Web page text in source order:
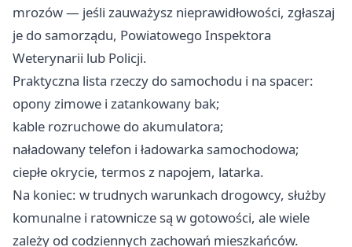
mrozów — jeśli zauważysz nieprawidłowości, zgłaszaj
je do samorządu, Powiatowego Inspektora
Weterynarii lub Policji.
Praktyczna lista rzeczy do samochodu i na spacer:
opony zimowe i zatankowany bak;
kable rozruchowe do akumulatora;
naładowany telefon i ładowarka samochodowa;
ciepłe okrycie, termos z napojem, latarka.
Na koniec: w trudnych warunkach drogowcy, służby
komunalne i ratownicze są w gotowości, ale wiele
zależy od codziennych zachowań mieszkańców.